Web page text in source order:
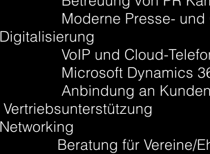
Moderne Presse- und
Digitalisierung
VoIP und Cloud-
Microsoft Dynamics
Anbindung an
Vertriebsunterstützung
Networking
Beratung für Vereine/